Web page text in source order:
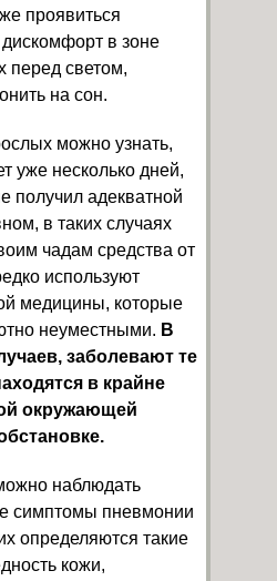
проявиться
в зоне
перед светом,
на сон.
можно узнать,
уже несколько дней,
получил адекватной
в таких случаях
чадам средства от
используют
медицины, которые
неуместными. В
заболевают те
в крайне
окружающей
наблюдать
симптомы пневмонии
определяются такие
кожи,